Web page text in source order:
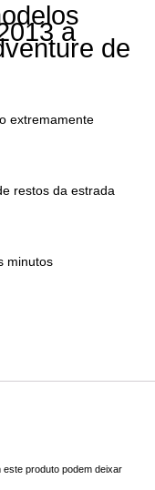
a
de
extremamente
restos da estrada
minutos
produto podem deixar